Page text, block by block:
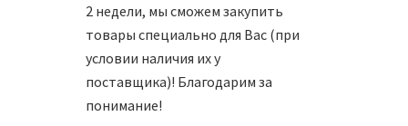
2 недели, мы сможем закупить
товары специально для Вас (при
условии наличия их у
поставщика)! Благодарим за
понимание!